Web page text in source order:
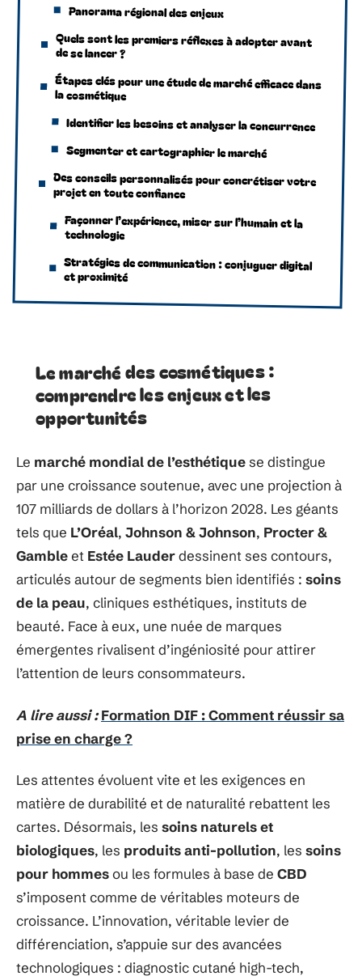
Panorama régional des enjeux
Quels sont les premiers réflexes à adopter avant
de se lancer ?
Étapes clés pour une étude de marché efficace dans
la cosmétique
Identifier les besoins et analyser la concurrence
Segmenter et cartographier le marché
Des conseils personnalisés pour concrétiser votre
projet en toute confiance
Façonner l’expérience, miser sur l’humain et la
technologie
Stratégies de communication : conjuguer digital
et proximité
Le marché des cosmétiques :
comprendre les enjeux et les
opportunités
Le marché mondial de l’esthétiquese distingue
par une croissance soutenue, avec une projection à
107 milliards de dollars à l’horizon 2028. Les géants
tels que L’Oréal, Johnson & Johnson, Procter &
Gambleet Estée Lauderdessinent ses contours,
articulés autour de segments bien identifiés : soins
de la peau, cliniques esthétiques, instituts de
beauté. Face à eux, une nuée de marques
émergentes rivalisent d’ingéniosité pour attirer
l’attention de leurs consommateurs.
A lire aussi : Formation DIF : Comment réussir sa
prise en charge ?
Les attentes évoluent vite et les exigences en
matière de durabilité et de naturalité rebattent les
cartes. Désormais, les soins naturels et
biologiques, les produits anti-pollution, les soins
pour hommesou les formules à base de CBD
s’imposent comme de véritables moteurs de
croissance. L’innovation, véritable levier de
différenciation, s’appuie sur des avancées
technologiques : diagnostic cutané high-tech,